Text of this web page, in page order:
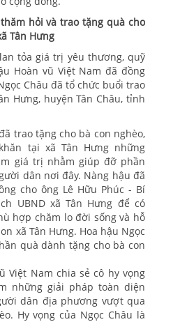
hỏi và trao tặng quà cho
Tân Hưng
tỏa giá trị yêu thương, quỹ
Hoàn vũ Việt Nam đã đồng
Châu đã tổ chức buổi trao
Hưng, huyện Tân Châu, tỉnh
trao tặng cho bà con nghèo,
tại xã Tân Hưng những
giá trị nhằm giúp đỡ phần
dân nơi đây. Nàng hậu đã
cho ông Lê Hữu Phúc - Bí
UBND xã Tân Hưng để có
hợp chăm lo đời sống và hỗ
xã Tân Hưng. Hoa hậu Ngọc
quà dành tặng cho bà con
Việt Nam chia sẻ cô hy vọng
những giải pháp toàn diện
dân địa phương vượt qua
Hy vọng của Ngọc Châu là